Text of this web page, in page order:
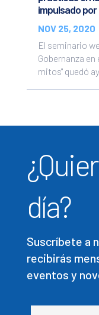
impulsado por
NOV 25, 2020
El seminario
Gobernanza
mitos" quedó
día?
Suscríbete a
recibirás
eventos y